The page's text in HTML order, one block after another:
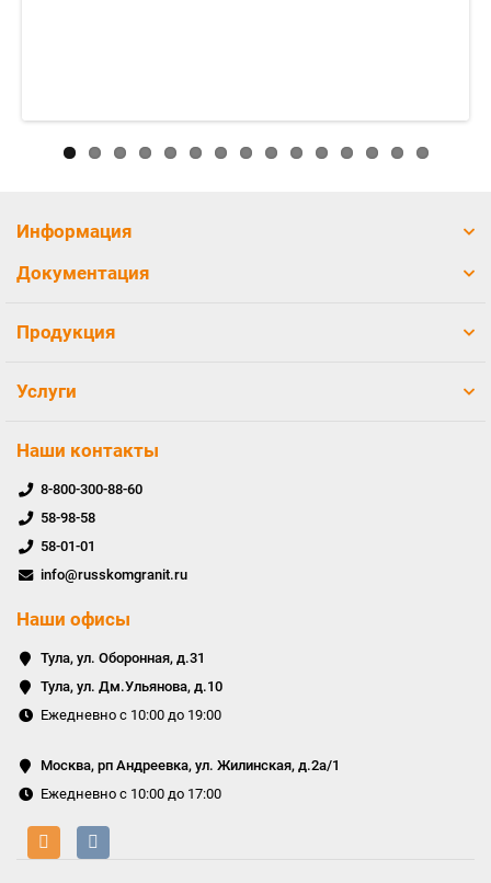
Информация
Документация
Продукция
Услуги
Наши контакты
8-800-300-88-60
58-98-58
58-01-01
info@russkomgranit.ru
Наши офисы
Тула, ул. Оборонная, д.31
Тула, ул. Дм.Ульянова, д.10
Ежедневно с 10:00 до 19:00
Москва, рп Андреевка, ул. Жилинская, д.2а/1
Ежедневно с 10:00 до 17:00